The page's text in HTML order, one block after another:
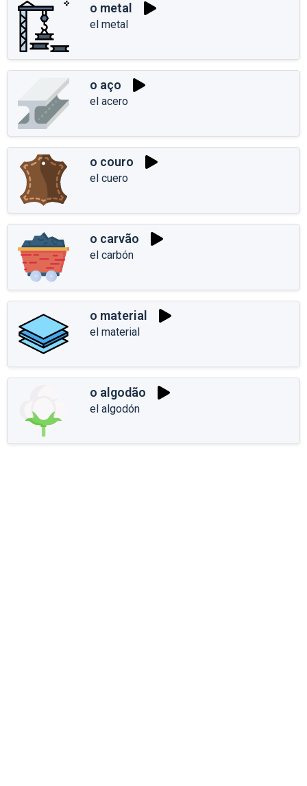
o metal
el metal
o aço
el acero
o couro
el cuero
o carvão
el carbón
o material
el material
o algodão
el algodón